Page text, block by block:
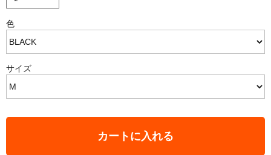
色
サイズ
カートに入れる